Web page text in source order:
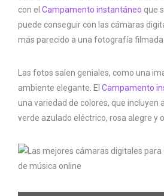
con el Campamento instantáneo que
puede conseguir con las cámaras
más parecido a una fotografía filmada
Las fotos salen geniales, como una
ambiente elegante. El Campamento
una variedad de colores, que incluyen
verde azulado eléctrico, rosa alegre y